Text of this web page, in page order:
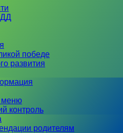
победе
развития
меню
контроль
родителям